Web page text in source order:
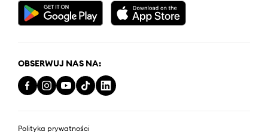
OBSERWUJ NAS NA:
Polityka prywatności